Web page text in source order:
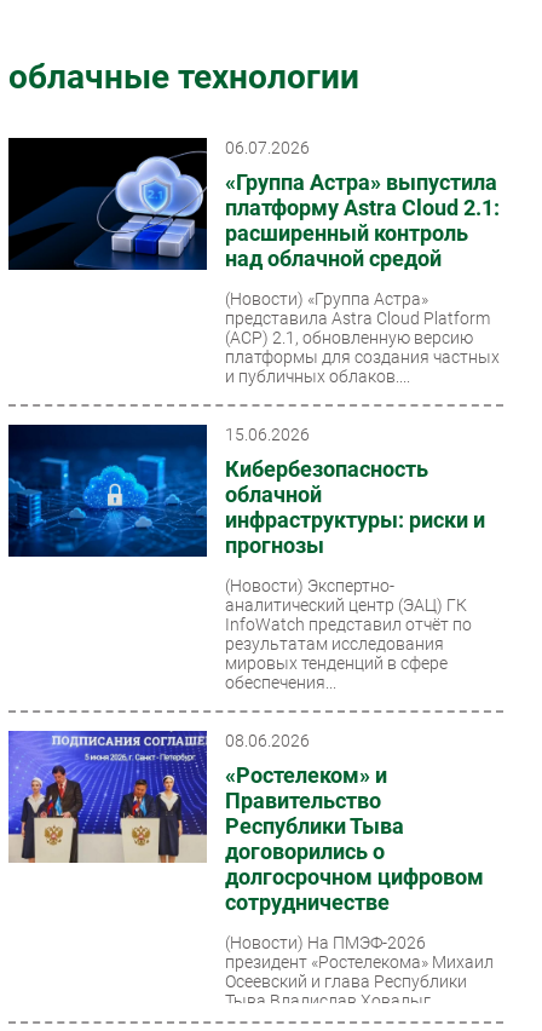
Импорто­замещение
Интернет
Мобильная связь
Фиксированная связь
Интеграция
Рынок ПК
ПО
Кадры
Регулирование
Финансы
Гаджеты
Здоровье
РАЗДЕЛЫ
Новости
облачные технологии
06.07.2026
«Группа Астра» выпустила
платформу Astra Cloud 2.1:
расширенный контроль
над облачной средой
(Новости) «Группа Астра»
представила Astra Cloud Platform
(ACP) 2.1, обновленную версию
платформы для создания частных
и публичных облаков....
15.06.2026
Кибербезопасность
облачной
инфраструктуры: риски и
прогнозы
(Новости) Экспертно-
аналитический центр (ЭАЦ) ГК
InfoWatch представил отчёт по
результатам исследования
мировых тенденций в сфере
обеспечения...
08.06.2026
«Ростелеком» и
Правительство
Республики Тыва
договорились о
долгосрочном цифровом
сотрудничестве
(Новости) На ПМЭФ-2026
президент «Ростелекома» Михаил
Осеевский и глава Республики
Тыва Владислав Ховалыг
подписали пятилетнее соглашение